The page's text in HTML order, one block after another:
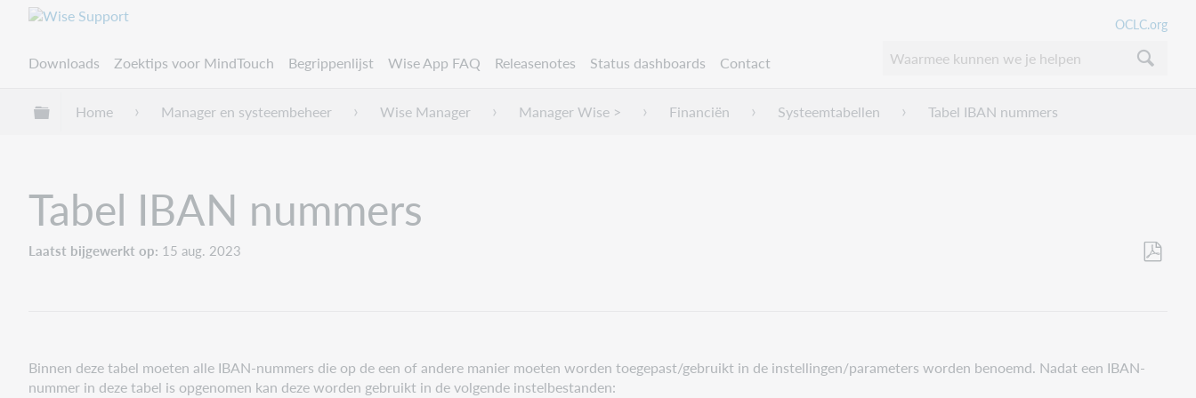
OCLC.org
Downloads Zoektips voor MindTouch Begrippenlijst Wise App FAQ Releasenotes Status dashboards Contact
Uitklappen/inklappen van globale hiërarchie
Home Manager en systeembeheer Wise Manager Manager Wise > Financiën Systeemtabellen Tabel IBAN nummers
Tabel IBAN nummers
Laatst bijgewerkt op 15 aug. 2023
Binnen deze tabel moeten alle IBAN-nummers die op de een of andere manier moeten worden toegepast/gebruikt in de instellingen/parameters worden benoemd. Nadat een IBAN-
nummer in deze tabel is opgenomen kan deze worden gebruikt in de volgende instelbestanden: